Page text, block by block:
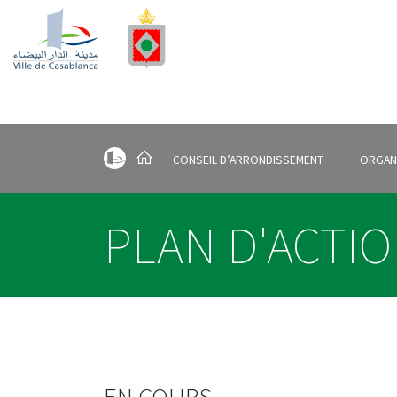
CONSEIL D’ARRONDISSEMENT
PLAN